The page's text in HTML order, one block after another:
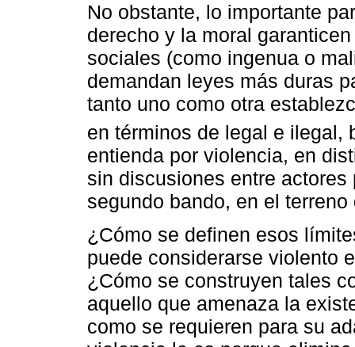
No obstante, lo importante
derecho y la moral
sociales (como ingenua o
demandan leyes más duras
tanto uno como otra
en términos de legal e ilegal,
entienda por violencia, en
sin discusiones entre
segundo bando, en el
¿Cómo se definen esos
puede considerarse violento
¿Cómo se construyen tales
aquello que amenaza la
como se requieren para su